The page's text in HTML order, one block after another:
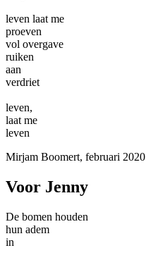
leven laat me
proeven
vol overgave
ruiken
aan
verdriet
leven,
laat me
leven
Mirjam Boomert, februari 2020
Voor Jenny
De bomen houden
hun adem
in